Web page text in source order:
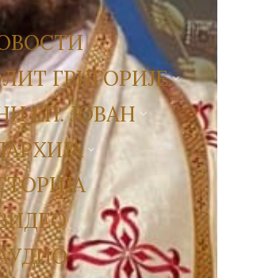
ГРИГОРИЈЕ
ЕП. ЈОВАН